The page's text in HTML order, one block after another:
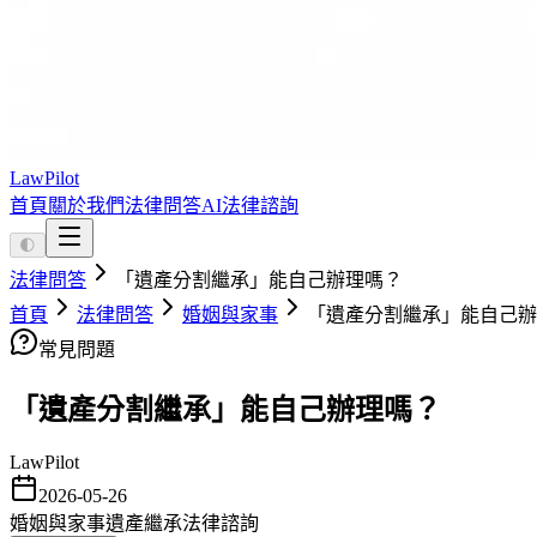
LawPilot
首頁 關於我們法律問答AI法律諮詢
🌓
法律問答
「遺產分割繼承」能自己辦理嗎？
首頁
法律問答 婚姻與家事
「遺產分割繼承」能自己
常見問題
「遺產分割繼承」能自己辦理嗎？
LawPilot
2026-05-26
婚姻與家事遺產繼承法律諮詢